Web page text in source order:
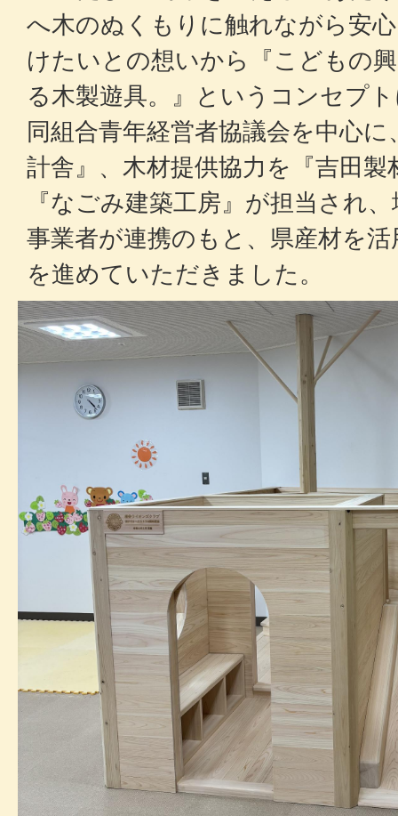
へ木のぬくもりに触れながら安
けたいとの想いから『こどもの
る木製遊具。』というコンセプ
同組合青年経営者協議会を中心
計舎』、木材提供協力を『吉田
『なごみ建築工房』が担当され
事業者が連携のもと、県産材を
を進めていただきました。